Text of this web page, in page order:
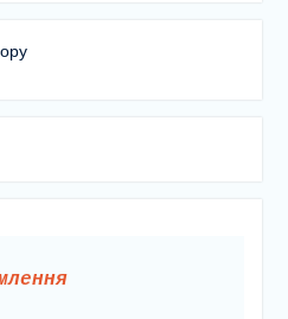
@lyceum1man?_t=8YJMx0RJgIf&_r=1